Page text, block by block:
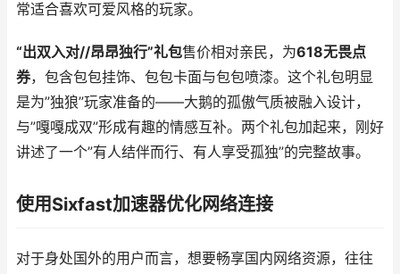
常适合喜欢可爱风格的玩家。
“出双入对//昂昂独行”礼包售价相对亲民，为618无畏点
券，包含包包挂饰、包包卡面与包包喷漆。这个礼包明显
是为”独狼”玩家准备的——大鹅的孤傲气质被融入设计，
与”嘎嘎成双”形成有趣的情感互补。两个礼包加起来，刚好
讲述了一个”有人结伴而行、有人享受孤独”的完整故事。
使用Sixfast加速器优化网络连接
对于身处国外的用户而言，想要畅享国内网络资源，往往